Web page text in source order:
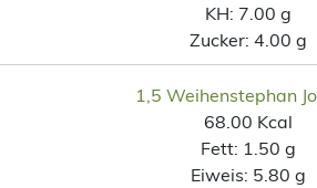
KH: 7.00 g
Zucker: 4.00 g
1,5 Weihenstephan
68.00 Kcal
Fett: 1.50 g
Eiweis: 5.80 g